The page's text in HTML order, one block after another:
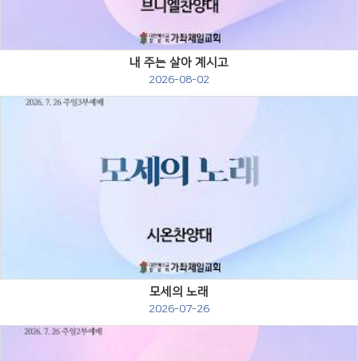
내 주는 살아 계시고
2026-08-02
모세의 노래
2026-07-26